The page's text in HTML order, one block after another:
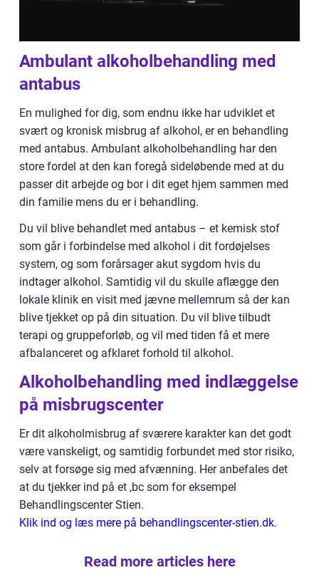
Ambulant alkoholbehandling med
antabus
En mulighed for dig, som endnu ikke har udviklet et
svært og kronisk misbrug af alkohol, er en behandling
med antabus. Ambulant alkoholbehandling har den
store fordel at den kan foregå sideløbende med at du
passer dit arbejde og bor i dit eget hjem sammen med
din familie mens du er i behandling.
Du vil blive behandlet med antabus – et kemisk stof
som går i forbindelse med alkohol i dit fordøjelses
system, og som forårsager akut sygdom hvis du
indtager alkohol. Samtidig vil du skulle aflægge den
lokale klinik en visit med jævne mellemrum så der kan
blive tjekket op på din situation. Du vil blive tilbudt
terapi og gruppeforløb, og vil med tiden få et mere
afbalanceret og afklaret forhold til alkohol.
Alkoholbehandling med indlæggelse
på misbrugscenter
Er dit alkoholmisbrug af sværere karakter kan det godt
være vanskeligt, og samtidig forbundet med stor risiko,
selv at forsøge sig med afvænning. Her anbefales det
at du tjekker ind på et ,bc som for eksempel
Behandlingscenter Stien.
Klik ind og læs mere på behandlingscenter-stien.dk.
Read more articles here